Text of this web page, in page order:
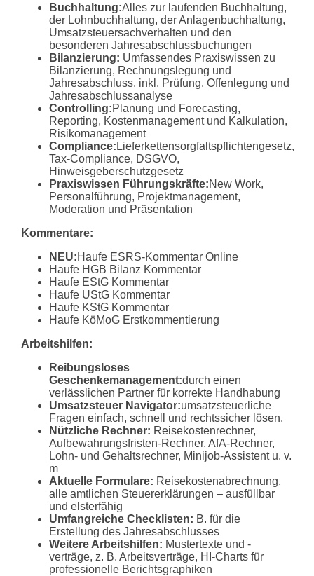
Buchhaltung:Alles zur laufenden Buchhaltung,
der Lohnbuchhaltung, der Anlagenbuchhaltung,
Umsatzsteuersachverhalten und den
besonderen Jahresabschlussbuchungen
Bilanzierung: Umfassendes Praxiswissen zu
Bilanzierung, Rechnungslegung und
Jahresabschluss, inkl. Prüfung, Offenlegung und
Jahresabschlussanalyse
Controlling:Planung und Forecasting,
Reporting, Kostenmanagement und Kalkulation,
Risikomanagement
Compliance: Lieferkettensorgfaltspflichtengesetz,
Tax-Compliance, DSGVO,
Hinweisgeberschutzgesetz
Praxiswissen Führungskräfte:New Work,
Personalführung, Projektmanagement,
Moderation und Präsentation
Kommentare:
NEU:Haufe ESRS-Kommentar Online
Haufe HGB Bilanz Kommentar
Haufe EStG Kommentar
Haufe UStG Kommentar
Haufe KStG Kommentar
Haufe KöMoG Erstkommentierung
Arbeitshilfen:
Reibungsloses
Geschenkemanagement:durch einen
verlässlichen Partner für korrekte Handhabung
Umsatzsteuer Navigator:umsatzsteuerliche
Fragen einfach, schnell und rechtssicher lösen.
Nützliche Rechner: Reisekostenrechner,
Aufbewahrungsfristen-Rechner, AfA-Rechner,
Lohn- und Gehaltsrechner, Minijob-Assistent u. v.
m
Aktuelle Formulare: Reisekostenabrechnung,
alle amtlichen Steuererklärungen – ausfüllbar
und elsterfähig
Umfangreiche Checklisten: B. für die
Erstellung des Jahresabschlusses
Weitere Arbeitshilfen: Mustertexte und -
verträge, z. B. Arbeitsverträge, HI-Charts für
professionelle Berichtsgraphiken